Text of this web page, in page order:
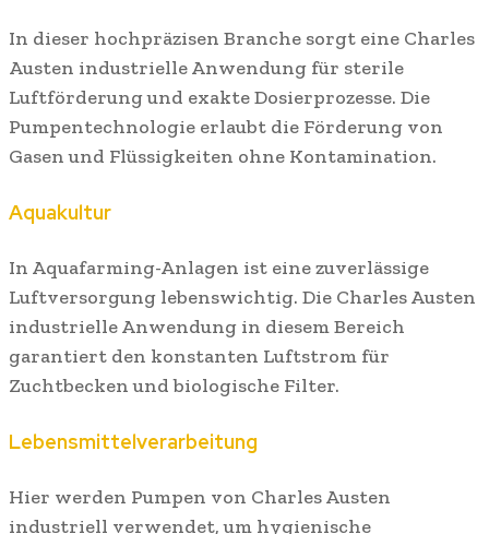
In dieser hochpräzisen Branche sorgt eine Charles
Austen industrielle Anwendung für sterile
Luftförderung und exakte Dosierprozesse. Die
Pumpentechnologie erlaubt die Förderung von
Gasen und Flüssigkeiten ohne Kontamination.
Aquakultur
In Aquafarming-Anlagen ist eine zuverlässige
Luftversorgung lebenswichtig. Die Charles Austen
industrielle Anwendung in diesem Bereich
garantiert den konstanten Luftstrom für
Zuchtbecken und biologische Filter.
Lebensmittelverarbeitung
Hier werden Pumpen von Charles Austen
industriell verwendet, um hygienische